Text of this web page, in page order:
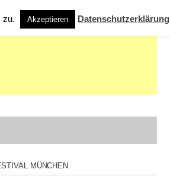
MÜNCHEN
zu. Akzeptieren Datenschutzerklärung